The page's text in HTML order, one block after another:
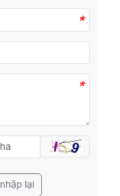
*
*
nhập lại